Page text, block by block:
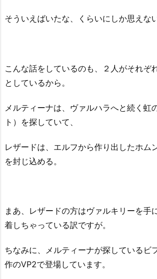
そういえばいたな、くらいにしか思えな
こんな話をしているのも、２人がそれぞ
としているから。
メルティーナは、ヴァルハラへと続く虹
ト）を探していて、
レザードは、エルフから作り出したホム
を封じ込める。
まあ、レザードの方はヴァルキリーを手
着しちゃっている訳ですが。
ちなみに、メルティーナが探しているビ
作のVP2で登場しています。